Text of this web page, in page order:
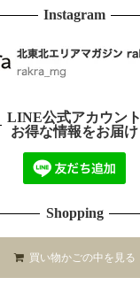
Instagram
LINE公式アカウント
お得な情報をお届け
Shopping
買い物かごの中を見る